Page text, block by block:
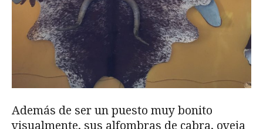
Además de ser un puesto muy bonito
visualmente, sus alfombras de cabra, oveja